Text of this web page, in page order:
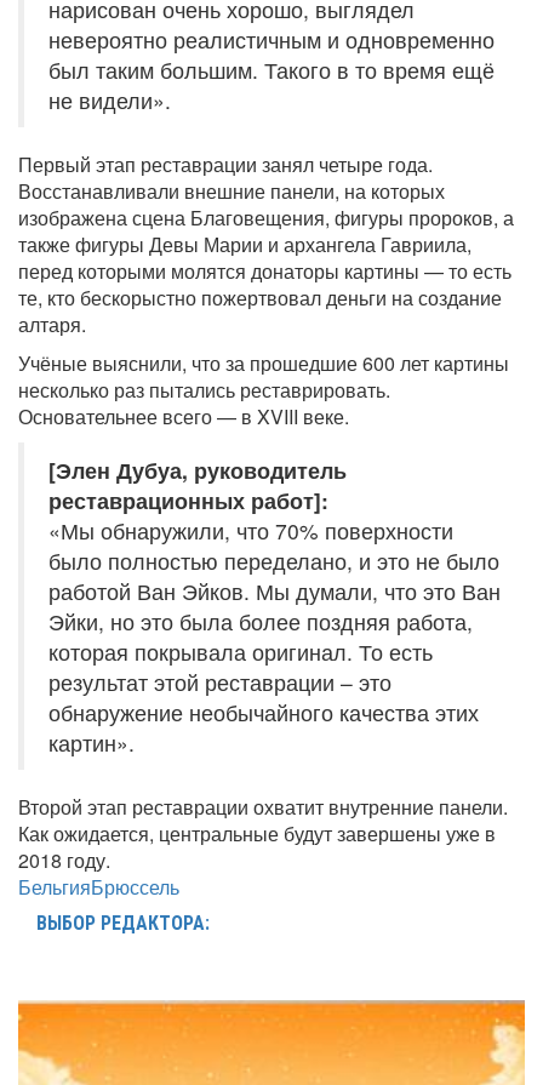
нарисован очень хорошо, выглядел
невероятно реалистичным и одновременно
был таким большим. Такого в то время ещё
не видели».
Первый этап реставрации занял четыре года.
Восстанавливали внешние панели, на которых
изображена сцена Благовещения, фигуры пророков, а
также фигуры Девы Марии и архангела Гавриила,
перед которыми молятся донаторы картины — то есть
те, кто бескорыстно пожертвовал деньги на создание
алтаря.
Учёные выяснили, что за прошедшие 600 лет картины
несколько раз пытались реставрировать.
Основательнее всего — в XVIII веке.
[Элен Дубуа, руководитель
реставрационных работ]:
«Мы обнаружили, что 70% поверхности
было полностью переделано, и это не было
работой Ван Эйков. Мы думали, что это Ван
Эйки, но это была более поздняя работа,
которая покрывала оригинал. То есть
результат этой реставрации – это
обнаружение необычайного качества этих
картин».
Второй этап реставрации охватит внутренние панели.
Как ожидается, центральные будут завершены уже в
2018 году.
БельгияБрюссель
ВЫБОР РЕДАКТОРА: